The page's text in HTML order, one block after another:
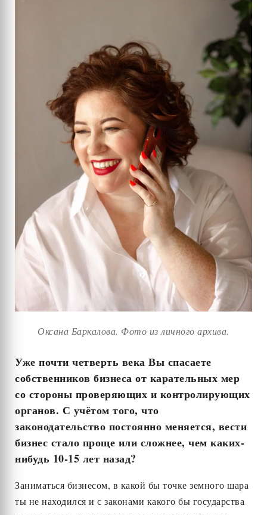
Оксана Баркалова. Фото из личного архива.
Уже почти четверть века Вы спасаете
собственников бизнеса от карательных мер
со стороны проверяющих и контролирующих
органов. С учётом того, что
законодательство постоянно меняется, вести
бизнес стало проще или сложнее, чем каких-
нибудь 10-15 лет назад?
Заниматься бизнесом, в какой бы точке земного шара
ты не находился и с законами какого бы государства